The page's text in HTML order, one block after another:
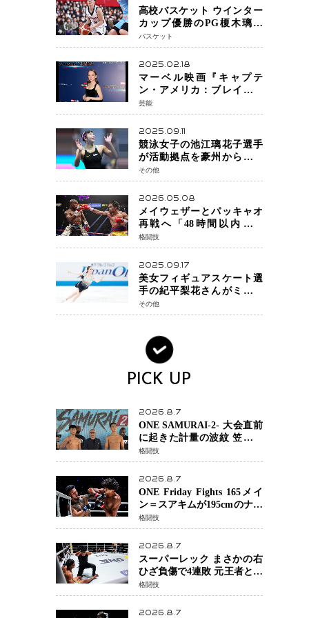
高校バスケット ウインター
カップ優勝のPG榎木璃旺
（えのき・りお）がプロの
現場へ―。
バスケット
2025.02.18
マーベル映画『キャプテ
ン・アメリカ：ブレイブ・
ニュー・ワールド』 新ブラ
ック・ウィドウ役のシラ・
ハースとは！？
芸能
2025.09.11
競泳女子の池江璃花子選手
が活動拠点を豪州から日本
へ！ 豪州での挑戦を糧に、
28年ロサンゼルス五輪へ再
始動
その他
2026.05.08
メイウェザーとパッキャオ
再戦へ「48時間以内に決
着」公式戦かエキシビショ
ンか混迷続く
格闘技
2025.09.17
美女フィギュアスケート選
手の紀平梨花さんがミラノ
五輪出場断念 中部選手権欠
場を発表「安全最優先の判
その他
PICK UP
2026.8.7
ONE SAMURAI-2- 大会直前
に起きた計量の波紋 笠原弘
希ら注目ファイターは契約
体重で決戦へ、山本歩夢と
平山諒選手戦は中止に
格闘技
2026.8.7
ONE Friday Fights 165メイ
ン＝スアキムが195cmのナビ
ル・アナンからダウン奪
取！猛反撃を耐え抜き判定
勝利、8連勝を達成
格闘技
2026.8.7
スーパーレック まさかの右
ひざ負傷で4連敗 元王者とし
て異例の苦境…「アクシデ
ント」でも消えない危険信
号
格闘技
2026.8.7